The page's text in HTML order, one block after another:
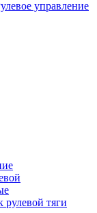
управление
рулевой тяги